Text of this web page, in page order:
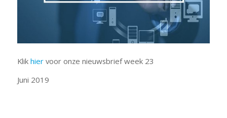
Klik hiervoor onze nieuwsbrief week 23
Juni 2019